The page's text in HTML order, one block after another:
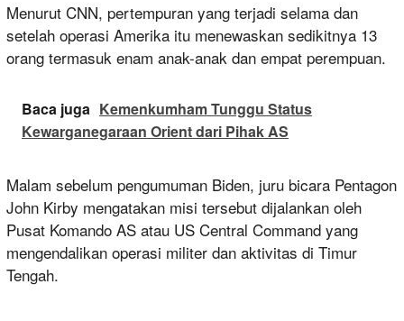
Menurut CNN, pertempuran yang terjadi selama dan
setelah operasi Amerika itu menewaskan sedikitnya 13
orang termasuk enam anak-anak dan empat perempuan.
Baca juga Kemenkumham Tunggu Status
Kewarganegaraan Orient dari Pihak AS
Malam sebelum pengumuman Biden, juru bicara Pentagon
John Kirby mengatakan misi tersebut dijalankan oleh
Pusat Komando AS atau US Central Command yang
mengendalikan operasi militer dan aktivitas di Timur
Tengah.